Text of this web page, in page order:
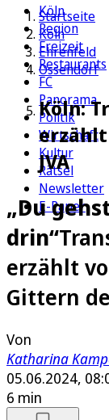
Köln
Region
Freizeit
Restaurants
FC
Panorama
Politik
Wirtschaft
Kultur
Rätsel
Newsletter
E-Paper
Startseite
Köln
Ehrenfeld
Ossendorf
Köln:
JVA
„Du
drin“
erzählt
Gittern
Von
Katharina
05.06.2024,
6 min